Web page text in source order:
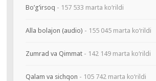
Bo’g’irsoq - 157 533 marta ko‘rildi
Alla bolajon (audio) - 155 045 marta ko‘rildi
Zumrad va Qimmat- 142 149 marta ko‘rildi
Qalam va sichqon - 105 742 marta ko‘rildi